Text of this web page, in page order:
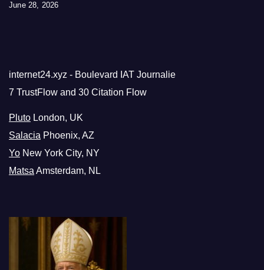
June 28, 2026
internet24.xyz - Boulevard IAT Journalie
7 TrustFlow and 30 Citation Flow
Pluto London, UK
Salacia Phoenix, AZ
Yo New York City, NY
Matsa Amsterdam, NL